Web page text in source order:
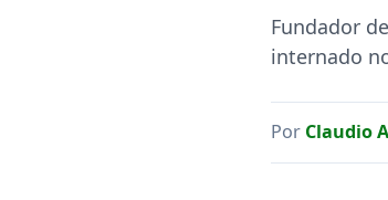
Fundador
internado
Por Claudio